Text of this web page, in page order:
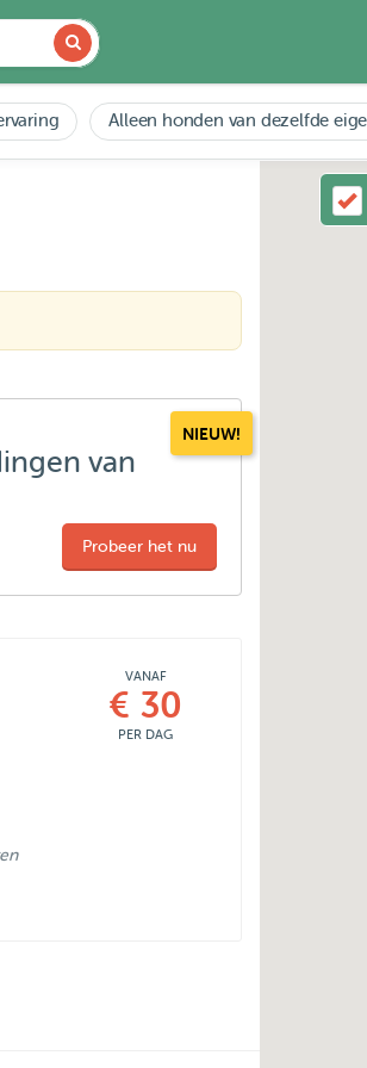
Alleen honden van dezelfde
NIEUW!
van
Probeer het nu
VANAF
€ 30
PER DAG